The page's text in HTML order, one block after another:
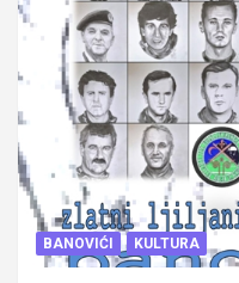
BANOVIĆI KULTURA